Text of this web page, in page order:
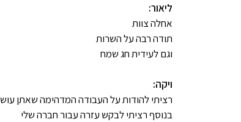
ליאור:
אחלה צוות
תודה רבה על השרות
וגם לעידית חג שמח
ויקה:
רציתי להודות על העבודה המדהימה שאתן
בנוסף רציתי לבקש עזרה עבור חברה שלי